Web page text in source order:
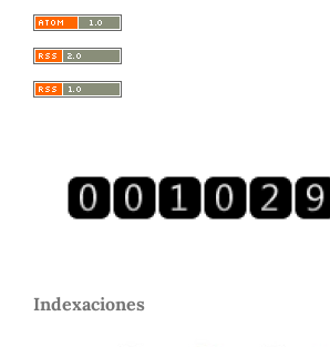
Indexaciones